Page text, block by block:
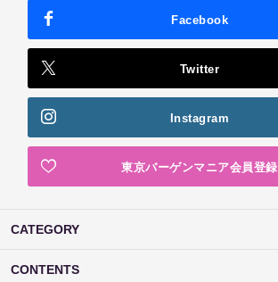
Facebook
Twitter
Instagram
東京バーゲンマニア会員登録
CATEGORY
CONTENTS